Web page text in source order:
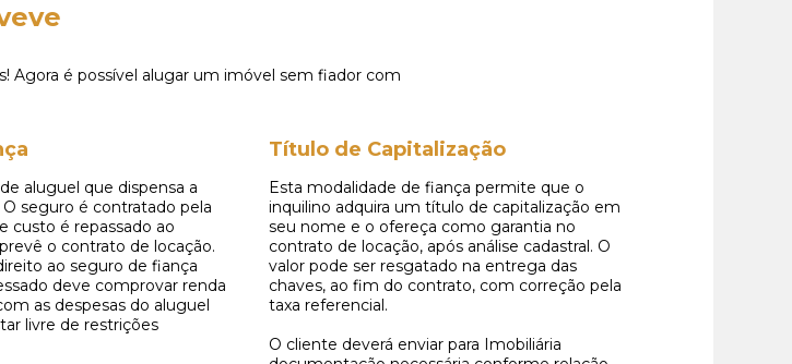
Agora é possível alugar um imóvel sem fiador com
aluguel que dispensa a
seguro é contratado pela
custo é repassado ao
o contrato de locação.
ao seguro de fiança
deve comprovar renda
as despesas do aluguel
livre de restrições
Título de Capitalização
Esta modalidade de fiança permite que o
inquilino adquira um título de capitalização em
seu nome e o ofereça como garantia no
contrato de locação, após análise cadastral. O
valor pode ser resgatado na entrega das
chaves, ao fim do contrato, com correção pela
taxa referencial.
O cliente deverá enviar para Imobiliária